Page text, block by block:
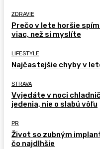
ZDRAVIE
Prečo v lete horšie
viac, než si myslíte
LIFESTYLE
Najčastejšie chyby v
STRAVA
Vyjedáte v noci
jedenia, nie o slabú vôľu
PR
Život so zubným
čo najdlhšie